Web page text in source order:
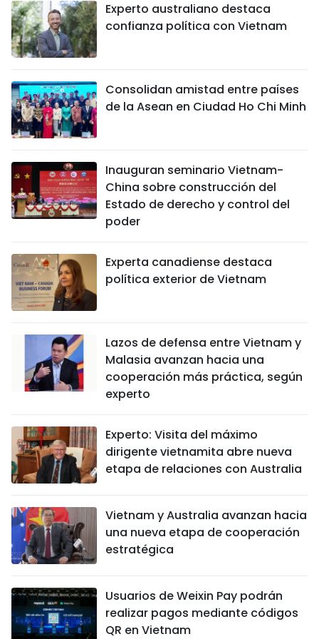
Experto australiano destaca
confianza política con Vietnam
Consolidan amistad entre países
de la Asean en Ciudad Ho Chi Minh
Inauguran seminario Vietnam-
China sobre construcción del
Estado de derecho y control del
poder
Experta canadiense destaca
política exterior de Vietnam
Lazos de defensa entre Vietnam y
Malasia avanzan hacia una
cooperación más práctica, según
experto
Experto: Visita del máximo
dirigente vietnamita abre nueva
etapa de relaciones con Australia
Vietnam y Australia avanzan hacia
una nueva etapa de cooperación
estratégica
Usuarios de Weixin Pay podrán
realizar pagos mediante códigos
QR en Vietnam